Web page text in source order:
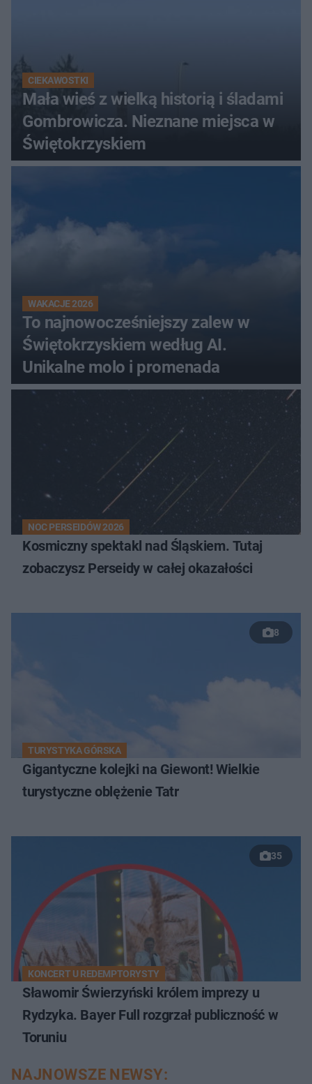
CIEKAWOSTKI
Mała wieś z wielką historią i śladami
Gombrowicza. Nieznane miejsca w
Świętokrzyskiem
WAKACJE 2026
To najnowocześniejszy zalew w
Świętokrzyskiem według AI.
Unikalne molo i promenada
NOC PERSEIDÓW 2026
Kosmiczny spektakl nad Śląskiem. Tutaj
zobaczysz Perseidy w całej okazałości
8
TURYSTYKA GÓRSKA
Gigantyczne kolejki na Giewont! Wielkie
turystyczne oblężenie Tatr
35
KONCERT U REDEMPTORYSTY
Sławomir Świerzyński królem imprezy u
Rydzyka. Bayer Full rozgrzał publiczność w
Toruniu
NAJNOWSZE NEWSY: